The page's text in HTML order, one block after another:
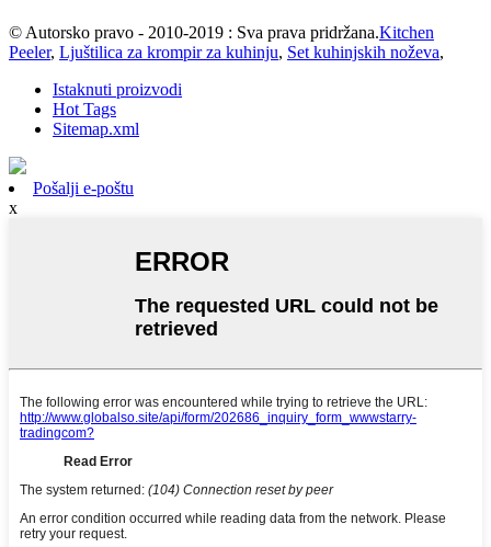
© Autorsko pravo - 2010-2019 : Sva prava pridržana.Kitchen
Peeler, Ljuštilica za krompir za kuhinju, Set kuhinjskih noževa,
Istaknuti proizvodi
Hot Tags
Sitemap.xml
Pošalji e-poštu
x